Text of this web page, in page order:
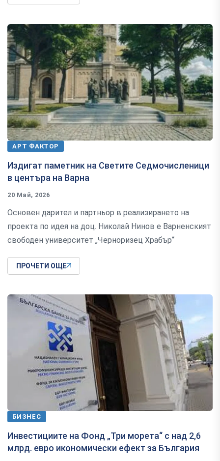
АРТ ФАКТОР
Издигат паметник на Светите Седмочисленици
в центъра на Варна
20 Май, 2026
Основен дарител и партньор в реализирането на
проекта по идея на доц. Николай Нинов е Варненският
свободен университет „Черноризец Храбър“
ПРОЧЕТИ ОЩЕ
БИЗНЕС
Инвестициите на Фонд „Три морета“ с над 2,6
млрд. евро икономически ефект за България